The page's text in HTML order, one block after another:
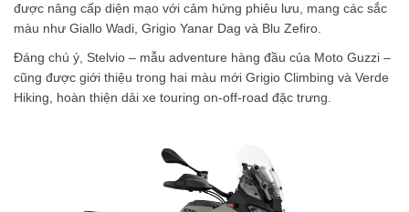
được nâng cấp diện mạo với cảm hứng phiêu lưu, mang các sắc
màu như Giallo Wadi, Grigio Yanar Dag và Blu Zefiro.
Đáng chú ý, Stelvio – mẫu adventure hàng đầu của Moto Guzzi –
cũng được giới thiệu trong hai màu mới Grigio Climbing và Verde
Hiking, hoàn thiện dải xe touring on-off-road đặc trưng.